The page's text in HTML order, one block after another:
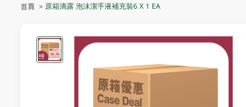
首頁 > 原箱滴露 泡沫潔手液補充裝6 X 1 EA